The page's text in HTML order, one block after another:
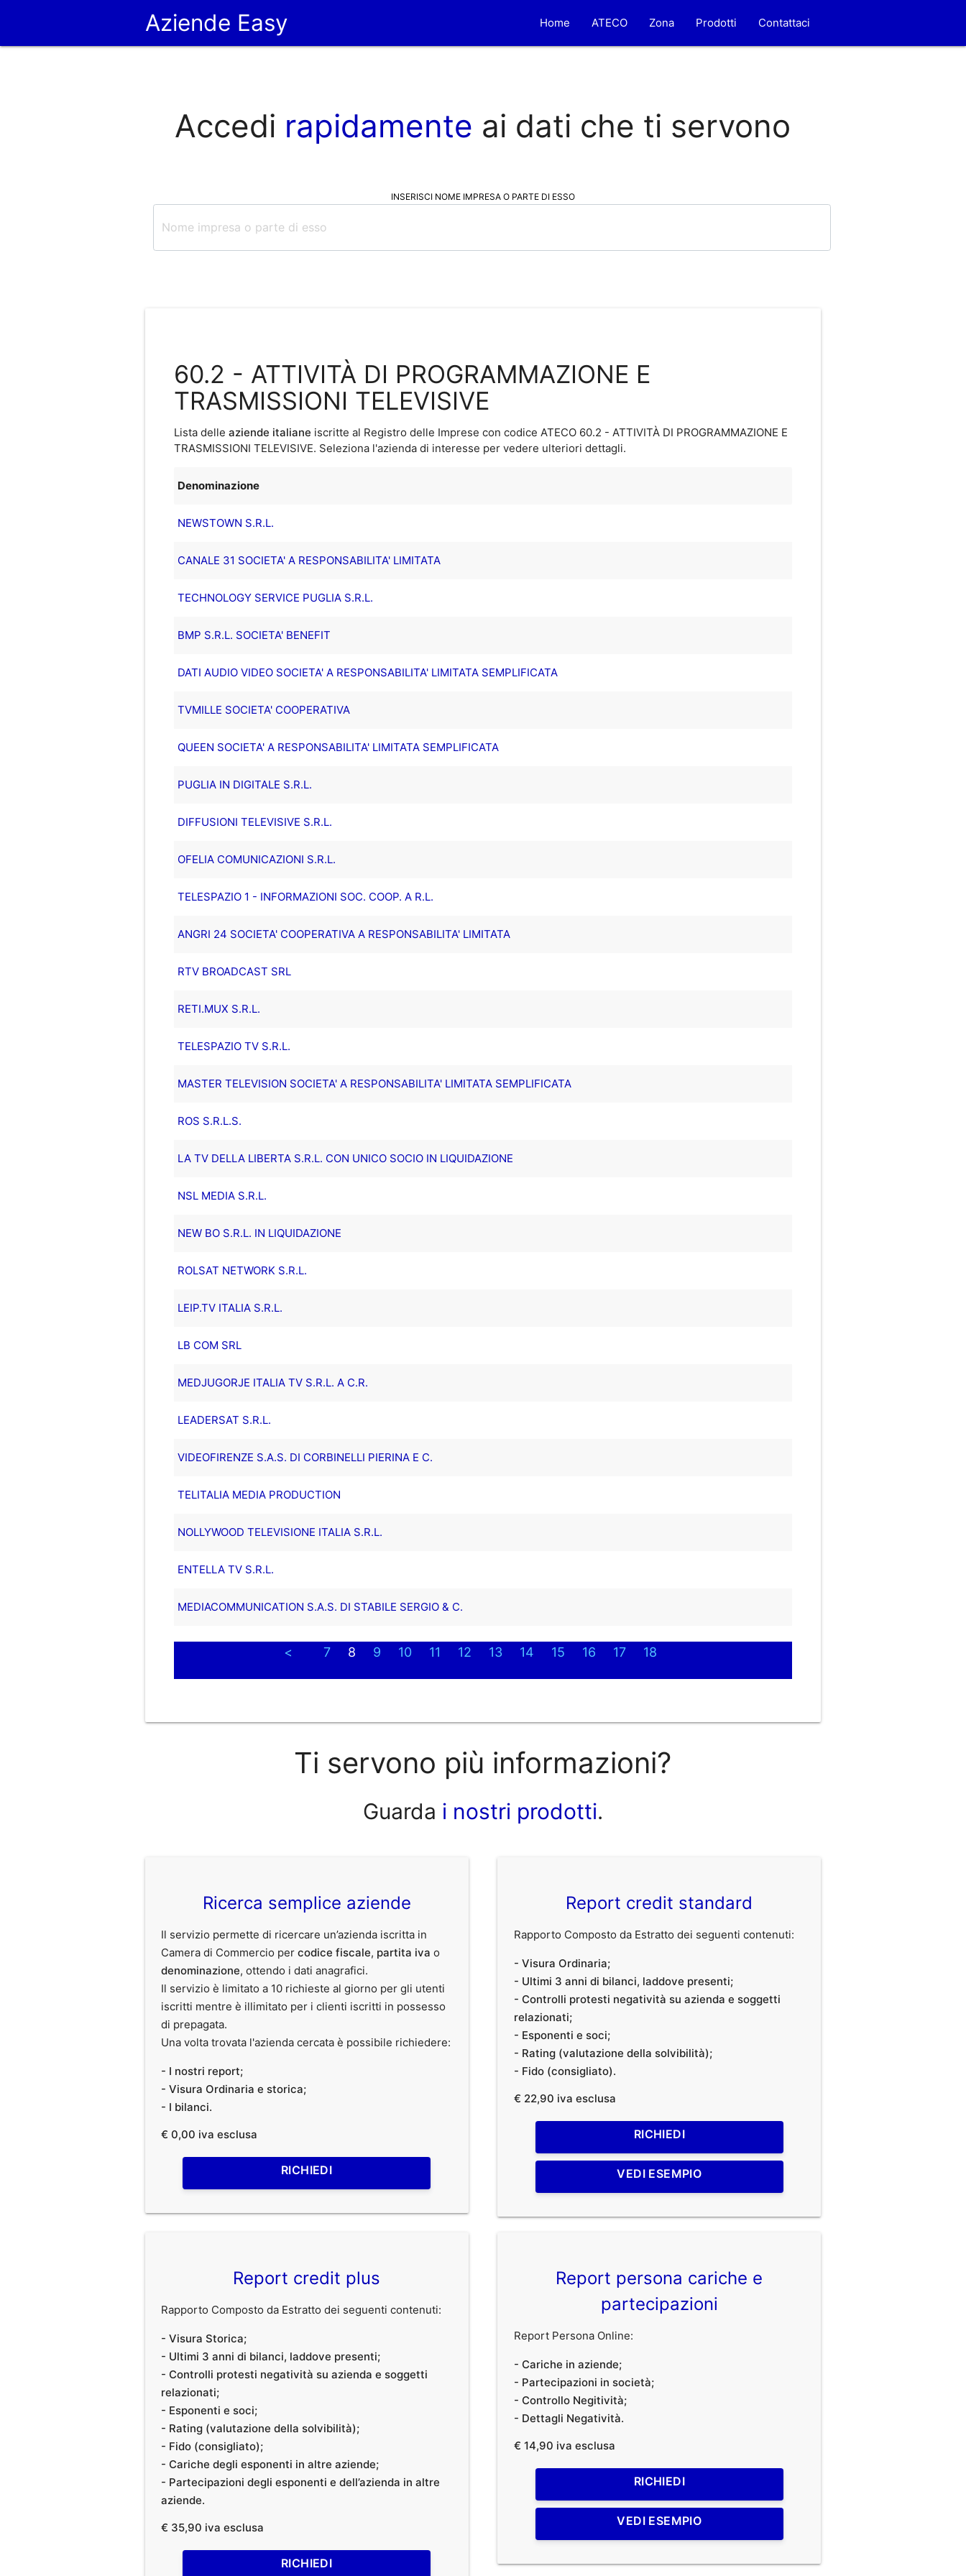
Aziende Easy Home ATECO Zona Prodotti Contattaci
Accedi rapidamente ai dati che ti servono
INSERISCI NOME IMPRESA O PARTE DI ESSO
60.2 - ATTIVITÀ DI PROGRAMMAZIONE E
TRASMISSIONI TELEVISIVE
Lista delle aziende italiane iscritte al Registro delle Imprese con codice ATECO 60.2 - ATTIVITÀ DI PROGRAMMAZIONE E
TRASMISSIONI TELEVISIVE. Seleziona l'azienda di interesse per vedere ulteriori dettagli.
Denominazione
NEWSTOWN S.R.L.
CANALE 31 SOCIETA' A RESPONSABILITA' LIMITATA
TECHNOLOGY SERVICE PUGLIA S.R.L.
BMP S.R.L. SOCIETA' BENEFIT
DATI AUDIO VIDEO SOCIETA' A RESPONSABILITA' LIMITATA SEMPLIFICATA
TVMILLE SOCIETA' COOPERATIVA
QUEEN SOCIETA' A RESPONSABILITA' LIMITATA SEMPLIFICATA
PUGLIA IN DIGITALE S.R.L.
DIFFUSIONI TELEVISIVE S.R.L.
OFELIA COMUNICAZIONI S.R.L.
TELESPAZIO 1 - INFORMAZIONI SOC. COOP. A R.L.
ANGRI 24 SOCIETA' COOPERATIVA A RESPONSABILITA' LIMITATA
RTV BROADCAST SRL
RETI.MUX S.R.L.
TELESPAZIO TV S.R.L.
MASTER TELEVISION SOCIETA' A RESPONSABILITA' LIMITATA SEMPLIFICATA
ROS S.R.L.S.
LA TV DELLA LIBERTA S.R.L. CON UNICO SOCIO IN LIQUIDAZIONE
NSL MEDIA S.R.L.
NEW BO S.R.L. IN LIQUIDAZIONE
ROLSAT NETWORK S.R.L.
LEIP.TV ITALIA S.R.L.
LB COM SRL
MEDJUGORJE ITALIA TV S.R.L. A C.R.
LEADERSAT S.R.L.
VIDEOFIRENZE S.A.S. DI CORBINELLI PIERINA E C.
TELITALIA MEDIA PRODUCTION
NOLLYWOOD TELEVISIONE ITALIA S.R.L.
ENTELLA TV S.R.L.
MEDIACOMMUNICATION S.A.S. DI STABILE SERGIO & C.
< 7 8 9 10 11 12 13 14 15 16 17 18
Ti servono più informazioni?
Guarda i nostri prodotti.
Ricerca semplice aziende
Il servizio permette di ricercare un’azienda iscritta in
Camera di Commercio percodice fiscale, partita iva o
denominazione, ottendo i dati anagrafici.
Il servizio è limitato a 10 richieste al giorno per gli utenti
iscritti mentre è illimitato per i clienti iscritti in possesso
di prepagata.
Una volta trovata l'azienda cercata è possibile richiedere:
- I nostri report;
- Visura Ordinaria e storica;
- I bilanci.
€ 0,00 iva esclusa
RICHIEDI
Report credit standard
Rapporto Composto da Estratto dei seguenti contenuti:
- Visura Ordinaria;
- Ultimi 3 anni di bilanci, laddove presenti;
- Controlli protesti negatività su azienda e soggetti
relazionati;
- Esponenti e soci;
- Rating (valutazione della solvibilità);
- Fido (consigliato).
€ 22,90 iva esclusa
RICHIEDI
VEDI ESEMPIO
Report credit plus
Rapporto Composto da Estratto dei seguenti contenuti:
- Visura Storica;
- Ultimi 3 anni di bilanci, laddove presenti;
- Controlli protesti negatività su azienda e soggetti
relazionati;
- Esponenti e soci;
- Rating (valutazione della solvibilità);
- Fido (consigliato);
- Cariche degli esponenti in altre aziende;
- Partecipazioni degli esponenti e dell’azienda in altre
aziende.
€ 35,90 iva esclusa
RICHIEDI
Report persona cariche e
partecipazioni
Report Persona Online:
- Cariche in aziende;
- Partecipazioni in società;
- Controllo Negitività;
- Dettagli Negatività.
€ 14,90 iva esclusa
RICHIEDI
VEDI ESEMPIO